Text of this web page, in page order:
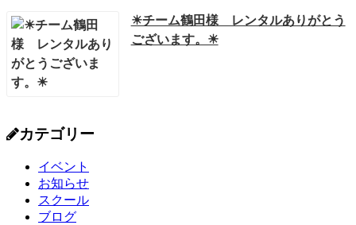
☀チーム鶴田様 レンタルありがとう
ございます。☀
カテゴリー
イベント
お知らせ
スクール
ブログ